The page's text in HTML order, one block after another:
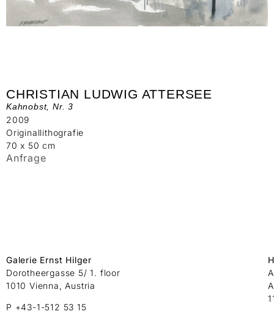
CHRISTIAN LUDWIG ATTERSEE
Kahnobst, Nr. 3
2009
Originallithografie
70 x 50 cm
Anfrage
Galerie Ernst Hilger
Dorotheergasse 5/ 1. floor
1010 Vienna, Austria
P +43-1-512 53 15